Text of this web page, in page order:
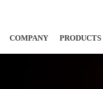
COMPANY PRODUCTS